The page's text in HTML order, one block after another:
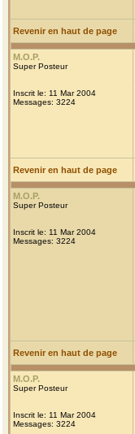
Revenir en haut de page
M.O.P.
Super Posteur
Inscrit le: 11 Mar 2004
Messages: 3224
Revenir en haut de page
M.O.P.
Super Posteur
Inscrit le: 11 Mar 2004
Messages: 3224
Revenir en haut de page
M.O.P.
Super Posteur
Inscrit le: 11 Mar 2004
Messages: 3224